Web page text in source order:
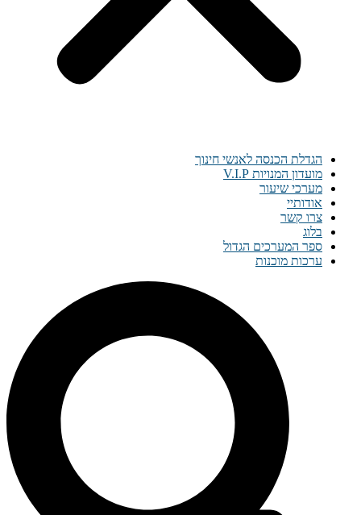
הגדלת הכנסה לאנשי חינוך
מועדון המנויות V.I.P
מערכי שיעור
אודותיי
צרו קשר
בלוג
ספר המערכים הגדול
ערכות מוכנות